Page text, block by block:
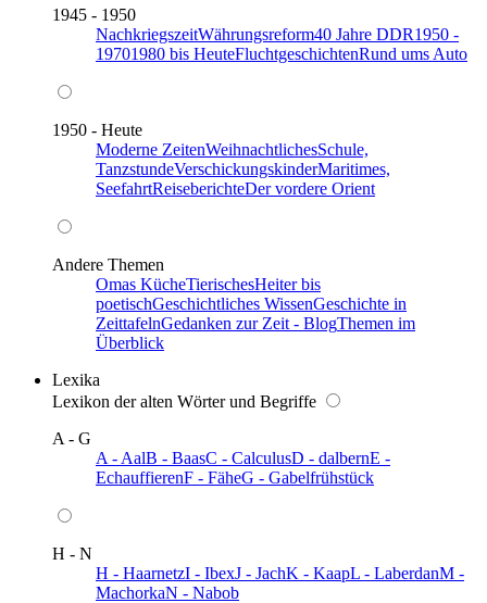
1945 - 1950
NachkriegszeitWährungsreform40 Jahre DDR1950 -
19701980 bis HeuteFluchtgeschichtenRund ums Auto
1950 - Heute
Moderne ZeitenWeihnachtlichesSchule,
TanzstundeVerschickungskinderMaritimes,
SeefahrtReiseberichteDer vordere Orient
Andere Themen
Omas KücheTierischesHeiter bis
poetischGeschichtliches WissenGeschichte in
ZeittafelnGedanken zur Zeit - BlogThemen im
Überblick
Lexika
Lexikon der alten Wörter und Begriffe
A - G
A - AalB - BaasC - CalculusD - dalbernE -
EchauffierenF - FäheG - Gabelfrühstück
H - N
H - HaarnetzI - IbexJ - JachK - KaapL - LaberdanM -
MachorkaN - Nabob